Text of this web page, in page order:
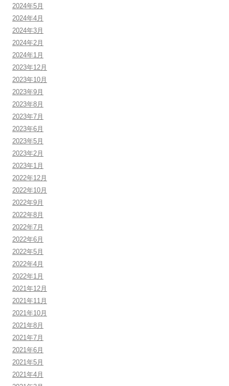
2024年5月
2024年4月
2024年3月
2024年2月
2024年1月
2023年12月
2023年10月
2023年9月
2023年8月
2023年7月
2023年6月
2023年5月
2023年2月
2023年1月
2022年12月
2022年10月
2022年9月
2022年8月
2022年7月
2022年6月
2022年5月
2022年4月
2022年1月
2021年12月
2021年11月
2021年10月
2021年8月
2021年7月
2021年6月
2021年5月
2021年4月